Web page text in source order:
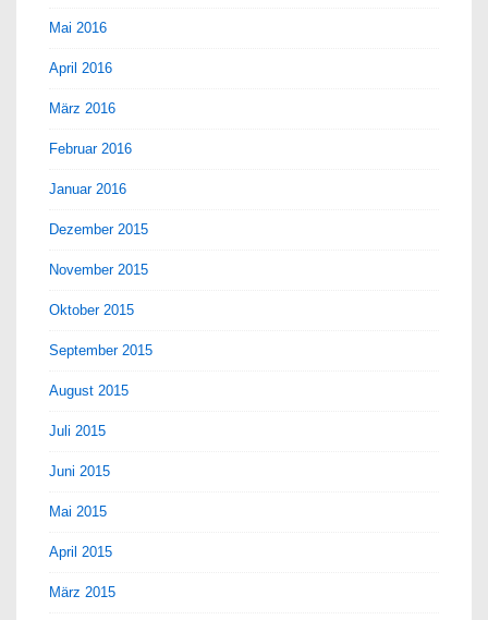
Mai 2016
April 2016
März 2016
Februar 2016
Januar 2016
Dezember 2015
November 2015
Oktober 2015
September 2015
August 2015
Juli 2015
Juni 2015
Mai 2015
April 2015
März 2015